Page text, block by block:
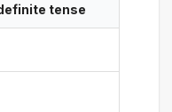
tense